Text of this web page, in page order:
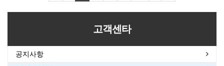
고객센타
공지사항